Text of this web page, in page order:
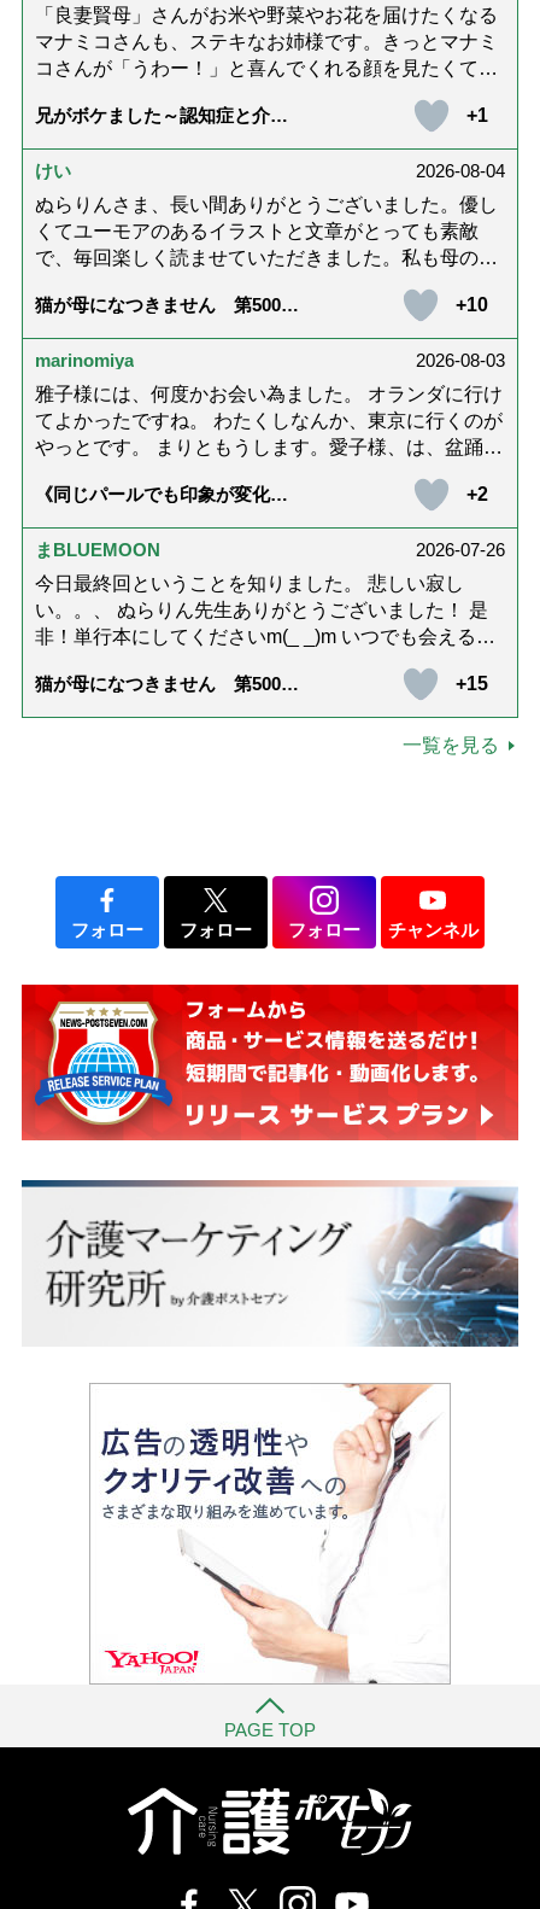
報告を心待ちにしています。さびちゃん・隊長と､健
やかにお過ごしくださいね。ご多幸をお祈りしていま
す☆*゜
「良妻賢母」さんがお米や野菜やお花を届けたくなる
マナミコさんも、ステキなお姉様です。きっとマナミ
コさんが「うわー！」と喜んでくれる顔を見たくて、
す。 お二人とも良いお友達ですね。
兄がボケました～認知症と介護
が届きました」
+1
けい
2026-08-04
ぬらりんさま、長い間ありがとうございました。優し
くてユーモアのあるイラストと文章がとっても素敵
で、毎回楽しく読ませていただきました。私も母の介
がないのが寂しくてたまりませんが、いろんなエピソ
ード思い出したりしながら頑張っていこうと思いま
す。不定期でもいいので、また会えますように。書籍
化も希望です！本当にありがとうございました。
猫が母になつきません 第500話
+10
marinomiya
2026-08-03
雅子様には、何度かお会い為ました。 オランダに行け
てよかったですね。 わたくしなんか、東京に行くのが
やっとです。 まりともうします。愛子様、は、盆踊り
《同じパールでも印象が変化》
ネックレス」上品＆涼しげに見
せる4つの法則
+2
まBLUEMOON
2026-07-26
今日最終回ということを知りました。 悲しい寂し
い。。、 ぬらりん先生ありがとうございました！ 是
非！単行本にしてくださいm(_ _)m いつでも会える様
猫が母になつきません 第500話
+15
一覧を見る
フォロー フォロー フォロー チャンネル
PAGE TOP